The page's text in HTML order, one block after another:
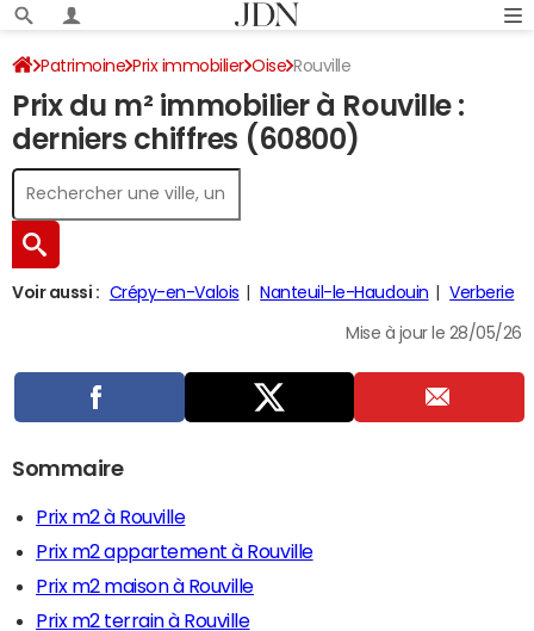
Patrimoine Prix immobilier Oise Rouville
Prix du m² immobilier à Rouville :
derniers chiffres (60800)
Voir aussi : Crépy-en-Valois Nanteuil-le-Haudouin Verberie
Mise à jour le 28/05/26
Sommaire
Prix m2 à Rouville
Prix m2 appartement à Rouville
Prix m2 maison à Rouville
Prix m2 terrain à Rouville